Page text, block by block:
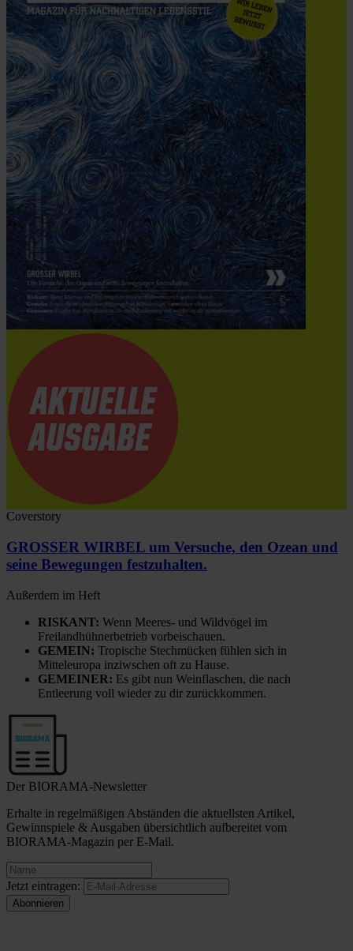
Coverstory
GROSSER WIRBEL um Versuche, den Ozean und
seine Bewegungen festzuhalten.
Außerdem im Heft
RISKANT: Wenn Meeres- und Wildvögel im
Freilandhühnerbetrieb vorbeischauen.
GEMEIN: Tropische Stechmücken fühlen sich in
Mitteleuropa inziwschen oft zu Hause.
GEMEINER: Es gibt nun Weinflaschen, die nach
Entleerung voll wieder zu dir zurückkommen.
Der BIORAMA-Newsletter
Erhalte in regelmäßigen Abständen die aktuellsten Artikel,
Gewinnspiele & Ausgaben übersichtlich aufbereitet vom
BIORAMA-Magazin per E-Mail.
Jetzt eintragen: